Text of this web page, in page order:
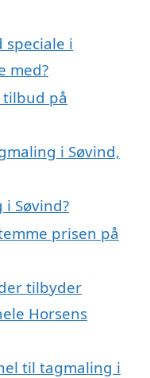
speciale i
med?
på
i Søvind,
Søvind?
prisen på
tilbyder
Horsens
til tagmaling i